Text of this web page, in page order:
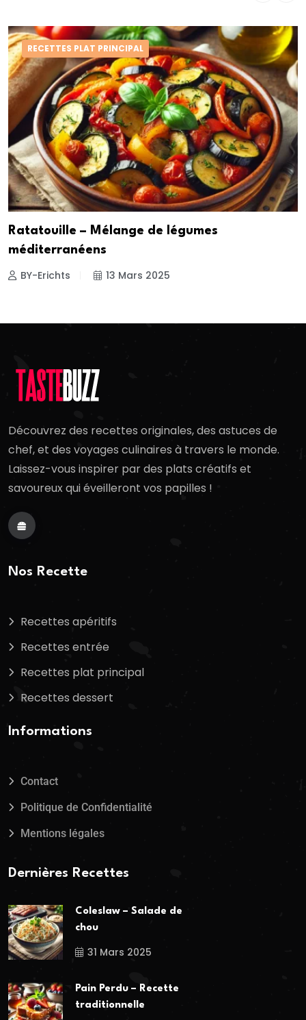
RECETTES PLAT PRINCIPAL
Ratatouille – Mélange de légumes
méditerranéens
BY-Erichts 13 Mars 2025
Découvrez des recettes originales, des astuces de
chef, et des voyages culinaires à travers le monde.
Laissez-vous inspirer par des plats créatifs et
savoureux qui éveilleront vos papilles !
Nos Recette
Recettes apéritifs
Recettes entrée
Recettes plat principal
Recettes dessert
Informations
Contact
Politique de Confidentialité
Mentions légales
Dernières Recettes
Coleslaw – Salade de
chou
31 Mars 2025
Pain Perdu – Recette
traditionnelle